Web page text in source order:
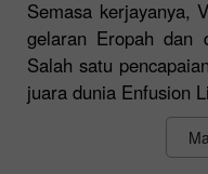
Semasa kerjayanya,
gelaran Eropah dan
Salah satu
juara dunia Enfusion